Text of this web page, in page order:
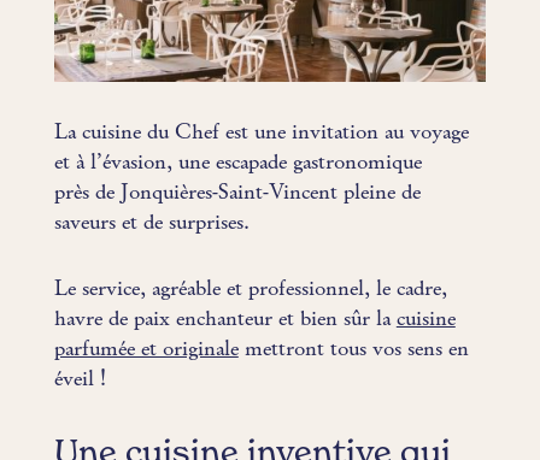
La cuisine du Chef est une invitation au voyage
et à l’évasion, une escapade gastronomique
près de Jonquières-Saint-Vincent pleine de
saveurs et de surprises.
Le service, agréable et professionnel, le cadre,
havre de paix enchanteur et bien sûr lacuisine
parfumée et originalemettront tous vos sens en
éveil !